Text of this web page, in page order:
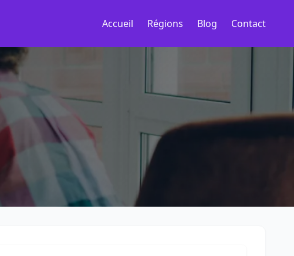
Accueil Régions Blog Contact